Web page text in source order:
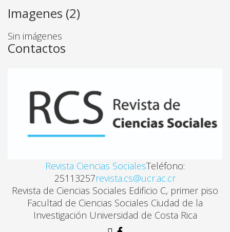
PRENSA Y POLÍTICA EN COSTA RICA:
Ma. Elena Rodríguez
Terry Lynn Karl
LA INTERNACIONALIZACIÓN DE LA PRENSA Y DEL
Djordje Cuvardic García
SUEÑOS DE ILUMINISMO: LA UNIÓN, UN
Carlos Villalobos
COSTA RICA IMAGINARIA (POR ALEXANDER
Imagenes (2)
Sin imágenes
Contactos
Revista Ciencias SocialesTeléfono:
25113257revista.cs@ucr.ac.cr
Revista de Ciencias Sociales Edificio C, primer piso
Facultad de Ciencias Sociales Ciudad de la
Investigación Universidad de Costa Rica